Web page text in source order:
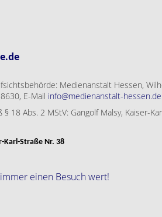
Medienanstalt Hessen,
E-Mail info@medienanstalt-hessen.de
18 Abs. 2 MStV: Gangolf Malsy, Kaiser-
Straße Nr. 38
einen Besuch wert!